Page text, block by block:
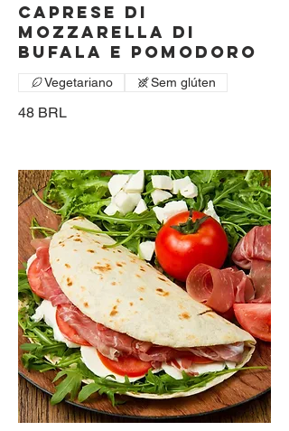
CAPRESE DI
MOZZARELLA DI
BUFALA E POMODORO
48 BRL
Vegetariano Sem glúten